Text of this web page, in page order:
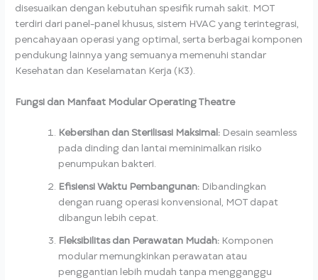
disesuaikan dengan kebutuhan spesifik rumah sakit. MOT
terdiri dari panel-panel khusus, sistem HVAC yang terintegrasi,
pencahayaan operasi yang optimal, serta berbagai komponen
pendukung lainnya yang semuanya memenuhi standar
Kesehatan dan Keselamatan Kerja (K3).
Fungsi dan Manfaat Modular Operating Theatre
Kebersihan dan Sterilisasi Maksimal: Desain seamless
pada dinding dan lantai meminimalkan risiko
penumpukan bakteri.
Efisiensi Waktu Pembangunan: Dibandingkan
dengan ruang operasi konvensional, MOT dapat
dibangun lebih cepat.
Fleksibilitas dan Perawatan Mudah: Komponen
modular memungkinkan perawatan atau
penggantian lebih mudah tanpa mengganggu